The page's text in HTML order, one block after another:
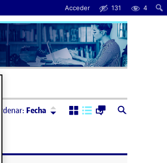
Acceder 131 4
Ordenar: Fecha Ordenar:Descendente